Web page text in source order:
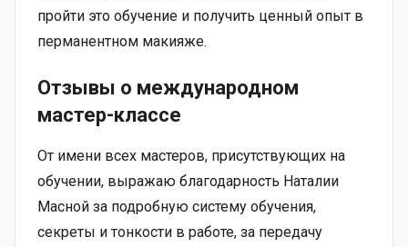
пройти это обучение и получить ценный опыт в
перманентном макияже.
Отзывы о международном
мастер-классе
От имени всех мастеров, присутствующих на
обучении, выражаю благодарность Наталии
Масной за подробную систему обучения,
секреты и тонкости в работе, за передачу